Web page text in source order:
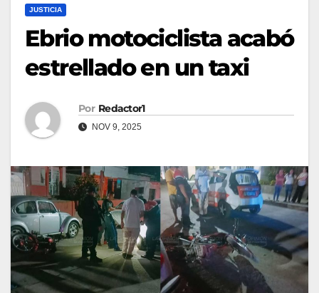
JUSTICIA
Ebrio motociclista acabó
estrellado en un taxi
Por Redactor1
NOV 9, 2025